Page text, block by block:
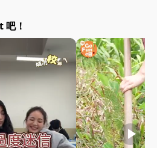
吧！
play_arrow play_arrow